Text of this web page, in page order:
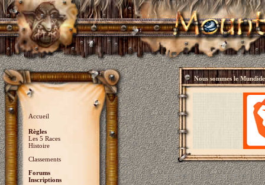
Accueil
Règles
Les 5 Races
Histoire
Classements
Forums
Inscriptions
Nous sommes le